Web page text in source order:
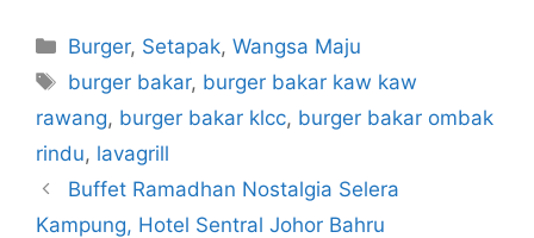
Categories
Burger, Setapak,Wangsa Maju
Tags
burger bakar, burger bakar kaw kaw
rawang, burger bakar klcc, burger bakar ombak
rindu, lavagrill
Buffet Ramadhan Nostalgia Selera
Kampung, Hotel Sentral Johor Bahru